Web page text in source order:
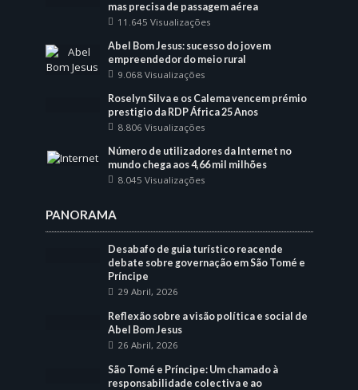
mas precisa de passagem aérea
11.645 Visualizações
Abel Bom Jesus: sucesso do jovem
empreendedor do meio rural
9.068 Visualizações
Roselyn Silva e os Calema vencem prémio
prestigio da RDP África 25 Anos
8.806 Visualizações
Número de utilizadores da Internet no
mundo chega aos 4,66 mil milhões
8.045 Visualizações
PANORAMA
Desabafo de guia turístico reacende
debate sobre governação em São Tomé e
Príncipe
29 Abril, 2026
Reflexão sobre a visão política e social de
Abel Bom Jesus
26 Abril, 2026
São Tomé e Príncipe: Um chamado à
responsabilidade colectiva e ao